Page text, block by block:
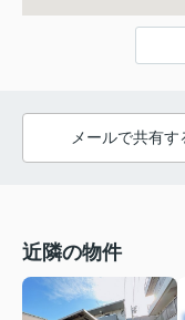
メールで共有す
近隣の物件